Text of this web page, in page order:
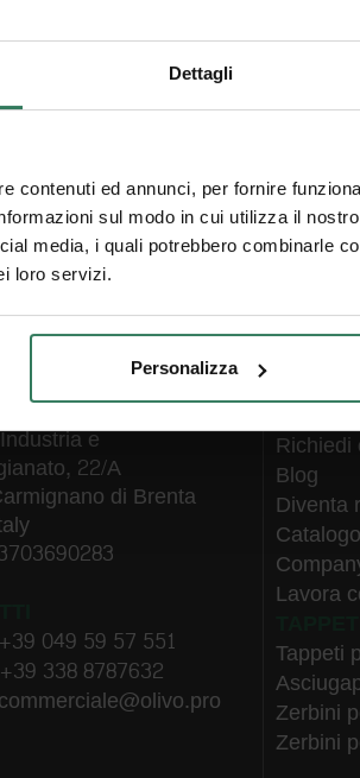
Dettagli
contenuti ed annunci, per fornire
sul modo in cui utilizza il
media, i quali potrebbero combinarle
loro servizi.
Personalizza
Ho letto l’informativa e
GROUP
e
22/A
di Brenta
+39 049 59 57 551
+39 338 8787632
commerciale@olivo.pro
Blog
Diventa
Catalogo
Lavora
Tappeti
Zerbini
Zerbini